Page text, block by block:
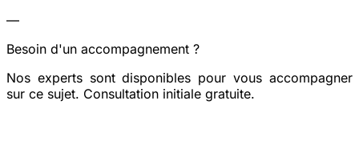
—
Besoin d'un accompagnement ?
Nos experts sont disponibles pour vous accompagner
sur ce sujet. Consultation initiale gratuite.